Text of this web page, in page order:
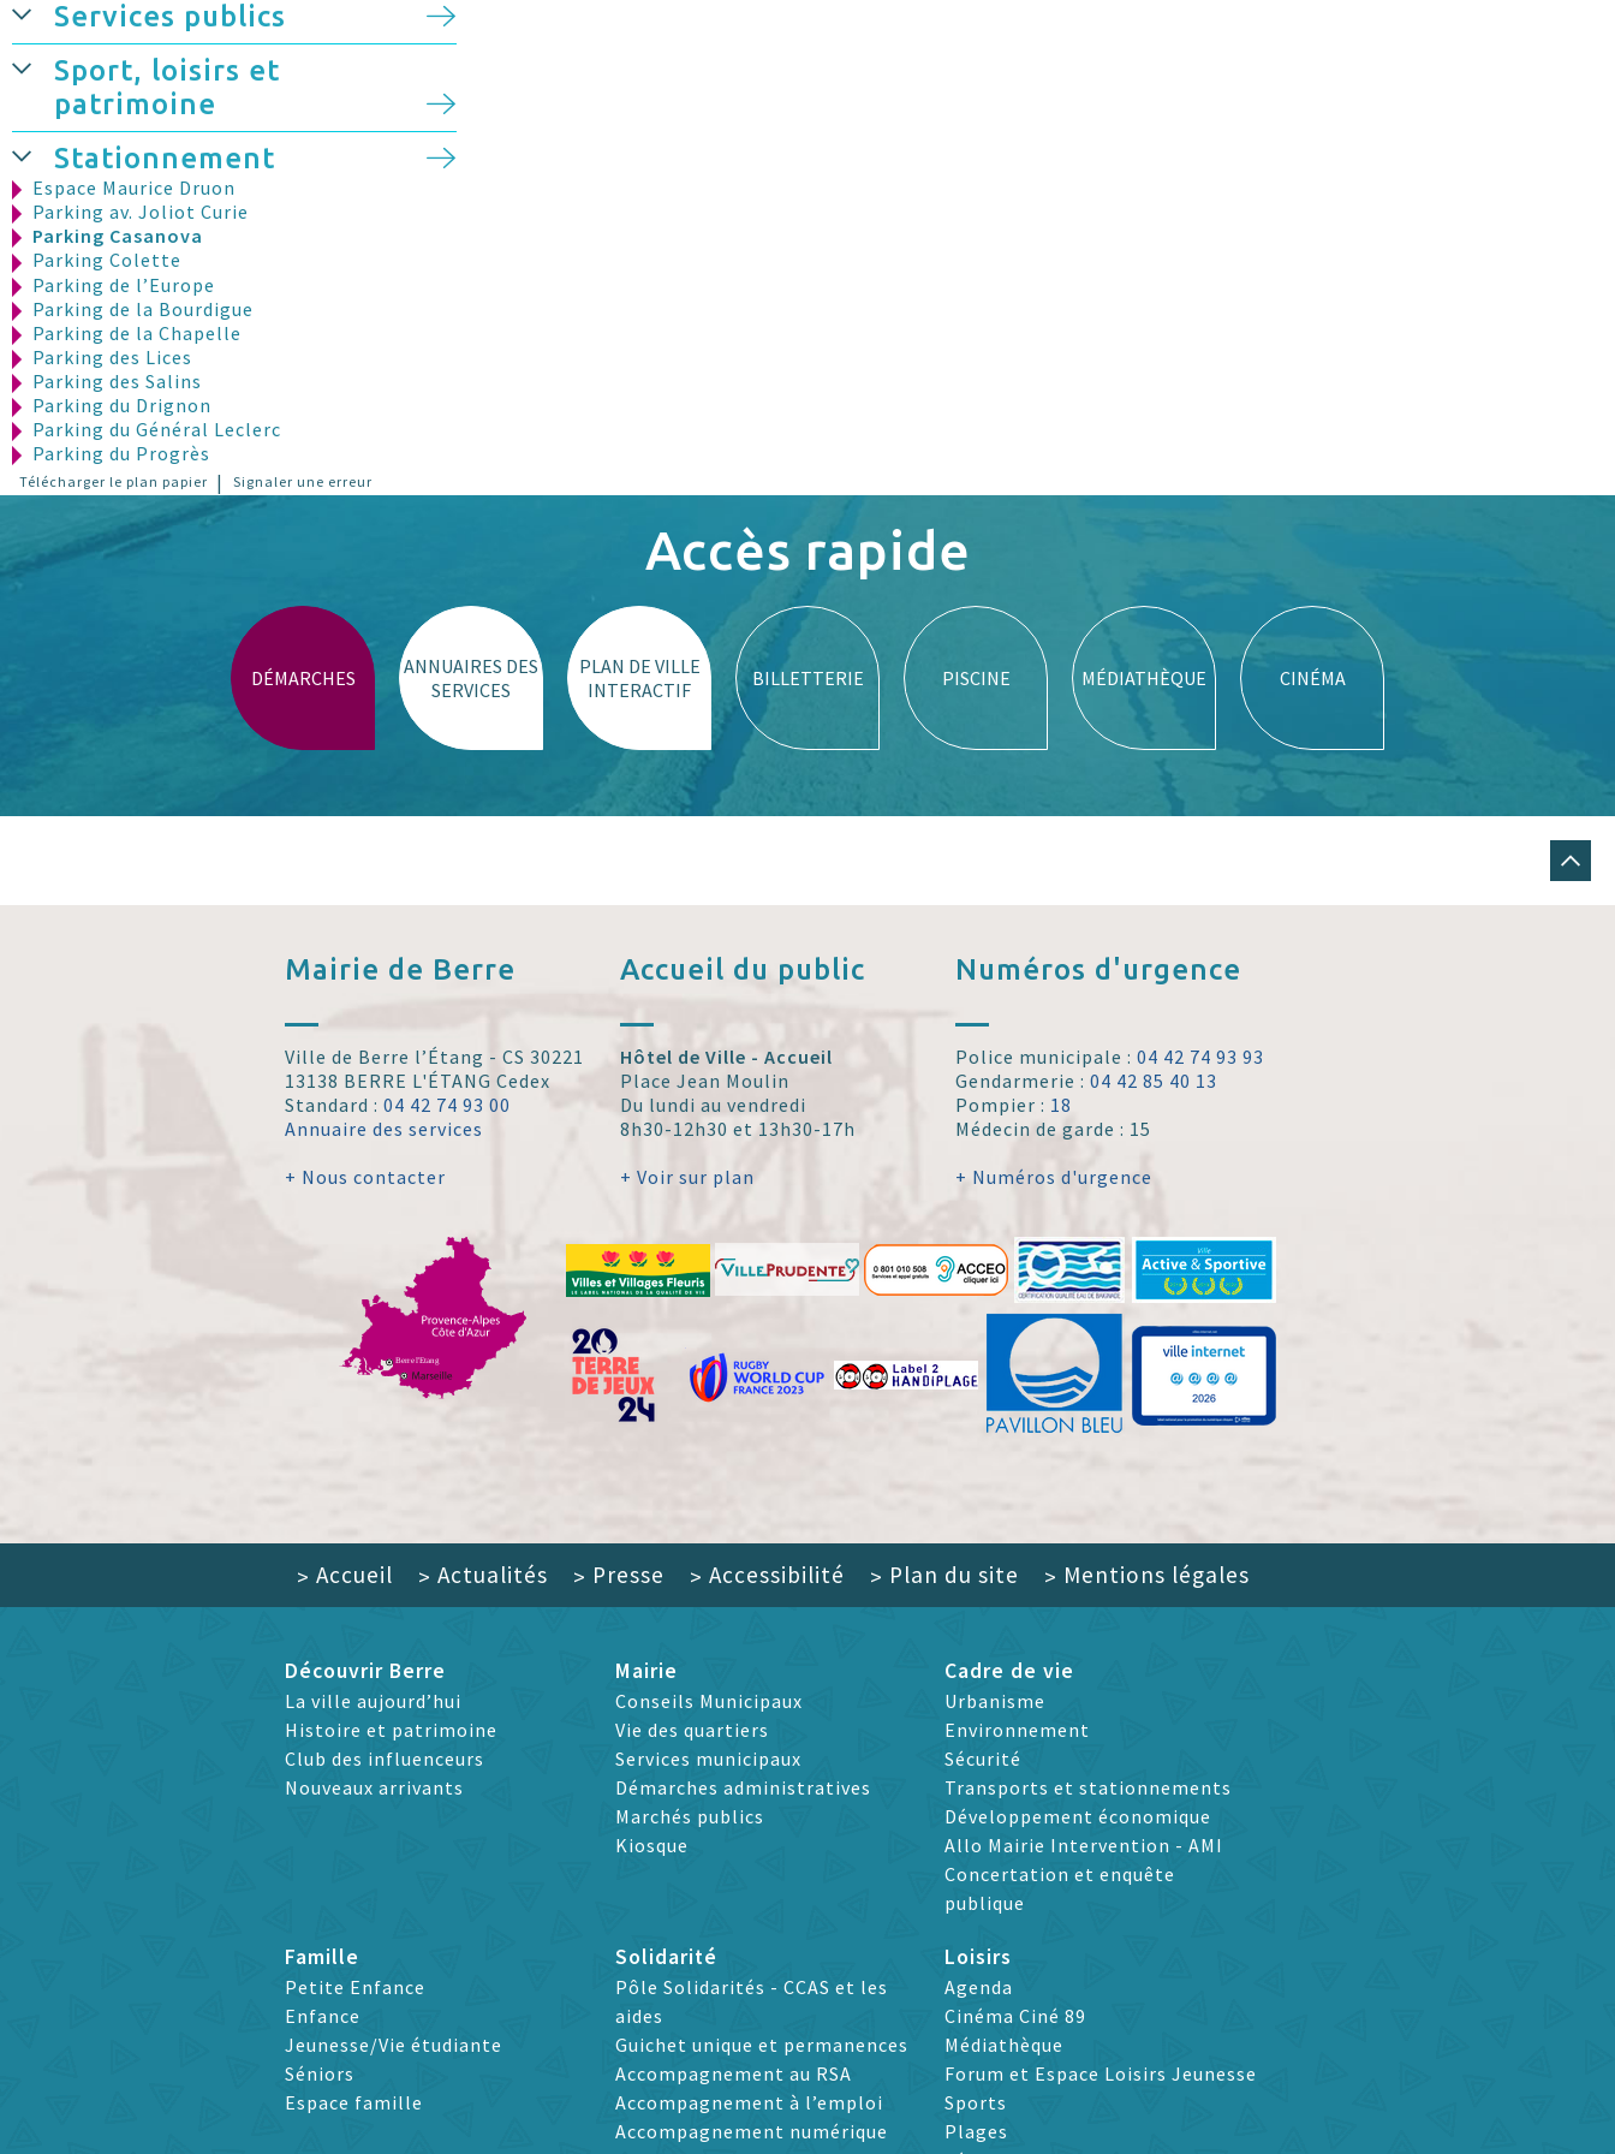
Services publics
Sport, loisirs et
patrimoine
Stationnement
Espace Maurice Druon
Parking av. Joliot Curie
Parking Casanova
Parking Colette
Parking de l’Europe
Parking de la Bourdigue
Parking de la Chapelle
Parking des Lices
Parking des Salins
Parking du Drignon
Parking du Général Leclerc
Parking du Progrès
Parking Lazare Ponticelli
Parking Mirabeau
Parking piscine C. Jouve
Parking stade de Gordes
Télécharger le plan papier | Signaler une erreur
Accès rapide
DÉMARCHES
ANNUAIRES DES
SERVICES
PLAN DE VILLE
INTERACTIF
BILLETTERIE PISCINE MÉDIATHÈQUE CINÉMA
Mairie de Berre
Ville de Berre l’Étang - CS 30221
13138 BERRE L'ÉTANG Cedex
Standard :04 42 74 93 00
Annuaire des services
+ Nous contacter
Accueil du public
Hôtel de Ville - Accueil
Place Jean Moulin
Du lundi au vendredi
8h30-12h30 et 13h30-17h
+ Voir sur plan
Numéros d'urgence
Police municipale :04 42 74 93 93
Gendarmerie :04 42 85 40 13
Pompier : 18
Médecin de garde : 15
+ Numéros d'urgence
> Accueil > Actualités > Presse > Accessibilité > Plan du site > Mentions légales
Découvrir Berre
La ville aujourd’hui
Histoire et patrimoine
Club des influenceurs
Nouveaux arrivants
Mairie
Conseils Municipaux
Vie des quartiers
Services municipaux
Démarches administratives
Marchés publics
Kiosque
Cadre de vie
Urbanisme
Environnement
Sécurité
Transports et stationnements
Développement économique
Allo Mairie Intervention - AMI
Concertation et enquête
publique
Famille
Petite Enfance
Enfance
Jeunesse/Vie étudiante
Séniors
Espace famille
Solidarité
Pôle Solidarités - CCAS et les
aides
Guichet unique et permanences
Accompagnement au RSA
Accompagnement à l’emploi
Accompagnement numérique
Loisirs
Agenda
Cinéma Ciné 89
Médiathèque
Forum et Espace Loisirs Jeunesse
Sports
Plages